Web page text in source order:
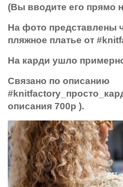
(Вы вводите его прямо
На фото представлены
пляжное платье от
На карди ушло
Связано по описанию
описания 700р ).